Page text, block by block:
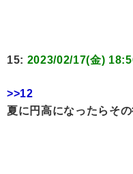
15: 2023/02/17(金)
>>12
夏に円高になったらそ